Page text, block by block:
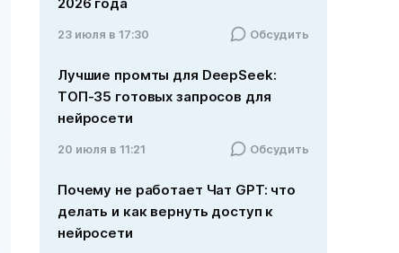
23 июля в 17:30 Обсудить
Лучшие промты для DeepSeek:
ТОП-35 готовых запросов для
нейросети
20 июля в 11:21 Обсудить
Почему не работает Чат GPT: что
делать и как вернуть доступ к
нейросети